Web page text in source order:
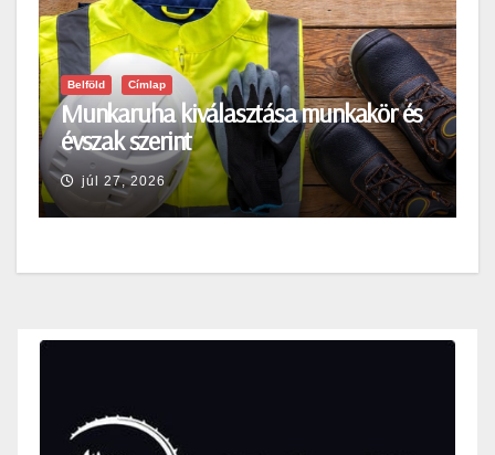
Belföld Címlap
Munkaruha kiválasztása munkakör és
évszak szerint
júl 27, 2026